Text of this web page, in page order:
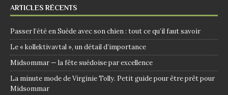
ARTICLES RÉCENTS
Passer l’été en Suède avec son chien : tout ce qu’il faut savoir
Le « kollektivavtal », un détail d’importance
Midsommar — la fête suédoise par excellence
La minute mode de Virginie Tolly. Petit guide pour être prêt pour
Midsommar